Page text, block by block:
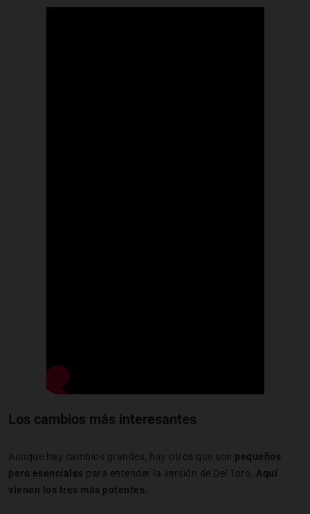
Los cambios más interesantes
Aunque hay cambios grandes, hay otros que son pequeños
pero esenciales para entender la versión de Del Toro. Aquí
vienen los tres más potentes.